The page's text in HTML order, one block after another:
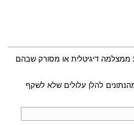
ממצלמה דיגיטלית או מסורק שבהם
להלן עלולים שלא לשקף